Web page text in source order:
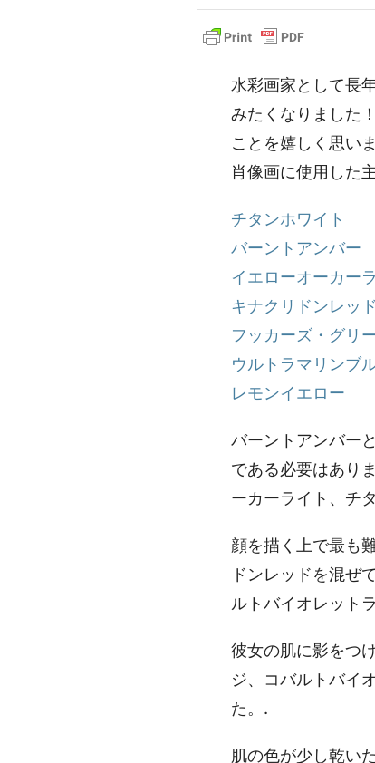
水彩画家として長
みたくなりました
ことを嬉しく思い
肖像画に使用した
チタンホワイト
バーントアンバー
イエローオーカー
キナクリドンレッド
フッカーズ・グリ
ウルトラマリンブ
レモンイエロー
バーントアンバー
である必要はあり
ーカーライト、チ
顔を描く上で最も
ドンレッドを混ぜ
ルトバイオレット
彼女の肌に影をつ
ジ、コバルトバイ
た。.
肌の色が少し乾い